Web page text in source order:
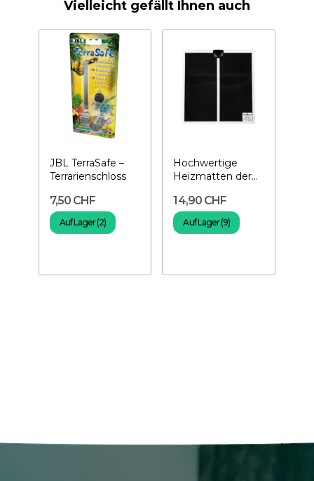
Vielleicht gefällt Ihnen auch
JBL TerraSafe –
Terrarienschloss
7,50 CHF
Auf Lager (2)
Hochwertige
Heizmatten der
7 Watt –...
14,90 CHF
Auf Lager (9)